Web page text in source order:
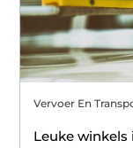
Vervoer En
Leuke